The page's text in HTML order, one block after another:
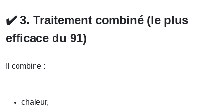
✔️ 3. Traitement combiné (le plus
efficace du 91)
Il combine :
chaleur,